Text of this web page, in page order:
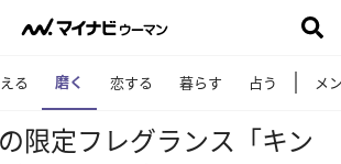
る 磨く 恋する 暮らす 占う メ
限定フレグランス「キン